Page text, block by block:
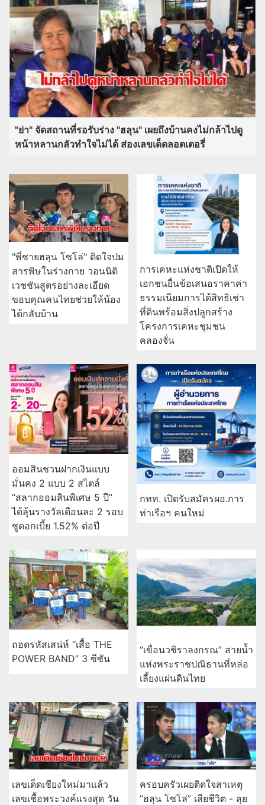
"ย่า" จัดสถานที่รอรับร่าง "ฮลุน" เผยถึงบ้านคงไม่กล้าไปดู
หน้าหลานกลัวทำใจไม่ได้ ส่องเลขเด็ดลอตเตอรี่
"พี่ชายฮลุน โซโล่" ติดใจปม
สารพิษในร่างกาย วอนนิติ
เวชชันสูตรอย่างละเอียด
ขอบคุณคนไทยช่วยให้น้อง
ได้กลับบ้าน
การเคหะแห่งชาติเปิดให้
เอกชนยื่นข้อเสนอราคาค่า
ธรรมเนียมการได้สิทธิเช่า
ที่ดินพร้อมสิ่งปลูกสร้าง
โครงการเคหะชุมชน
คลองจั่น
ออมสินชวนฝากเงินแบบ
มั่นคง 2 แบบ 2 สไตล์
“สลากออมสินพิเศษ 5 ปี”
ได้ลุ้นรางวัลเดือนละ 2 รอบ
ชูดอกเบี้ย 1.52% ต่อปี
กทท. เปิดรับสมัครผอ.การ
ท่าเรือฯ คนใหม่
ถอดรหัสเสน่ห์ “เสื้อ THE
POWER BAND” 3 ซีซัน
“เขื่อนวชิราลงกรณ” สายน้ำ
แห่งพระราชปณิธานที่หล่อ
เลี้ยงแผ่นดินไทย
เลขเด็ดเชียงใหม่มาแล้ว
เลขเชื้อพระวงค์แรงสุด วัน
ครอบครัวเผยติดใจสาเหตุ
“ฮลุน โซโล่” เสียชีวิต - ลุย